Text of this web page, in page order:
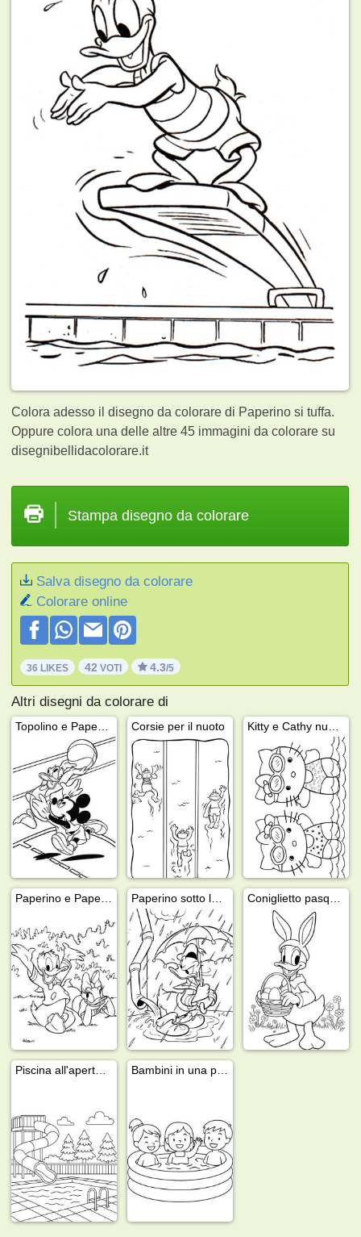
Colora adesso il disegno da colorare di Paperino si tuffa.
Oppure colora una delle altre 45 immagini da colorare su
disegnibellidacolorare.it
Stampa disegno da colorare
Salva disegno da colorare
Colorare online
36 LIKES 42 VOTI 4.3/5
Altri disegni da colorare di
Corsie per il nuoto